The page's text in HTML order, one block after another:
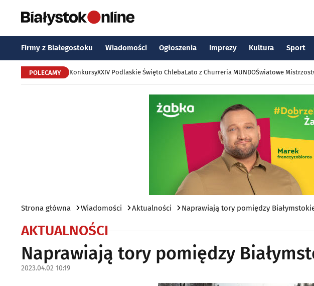
Firmy z Białegostoku Wiadomości Ogłoszenia Imprezy Kultura Sport
POLECAMY KonkursyXXIV Podlaskie Święto ChlebaLato z Churreria MUNDOŚwiatowe
Strona główna Wiadomości Aktualności Naprawiają tory pomiędzy
AKTUALNOŚCI
Naprawiają tory pomiędzy
2023.04.02 10:19